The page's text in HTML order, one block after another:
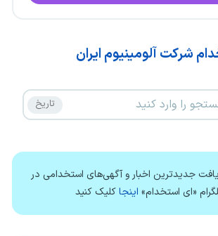
شرکت آلومینیوم ایران
جدیدترین اخبار و آگهی‌های استخدامی در
«ای استخدام» اینجاکلیک کنید